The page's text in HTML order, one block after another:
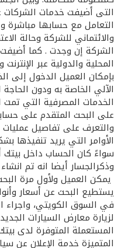
المملكة المتحدة
مملكة البحرين
التى أضيفت خدمات الشركات
التعامل مع حسابها مباشرة
والائتماني للشركة وحالة
الشركة إن وجدت . كما أضيفت
المحلية والدولية عبر
بإمكان العميل الدخول إلى
الآلي الخاصة به ودون
الخدمات المصرفية التي تمت
على البحث المتقدم على
والتعرف على تفاصيل عمليات
الأوامر التي يريد
سواءً كان الحساب داخل
وذكرالجسار أيضا انه تم
يمكن العميل ولأول مرة
يستطيع البحث عن أسعار
في السوق الكويتي، واجراء
لزيارة معارض السيارات
المستعملة المتوفرة لدى
المتميزة خدمة الإعلان عن